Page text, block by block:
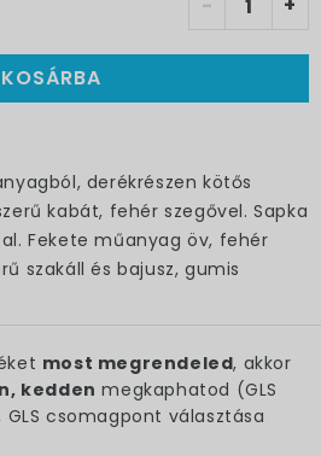
KOSÁRBA
derékrészen kötős
kabát, fehér szegővel. Sapka
Fekete műanyag öv, fehér
szakáll és bajusz, gumis
most megrendeled, akkor
kedden megkaphatod (GLS
csomagpont választása